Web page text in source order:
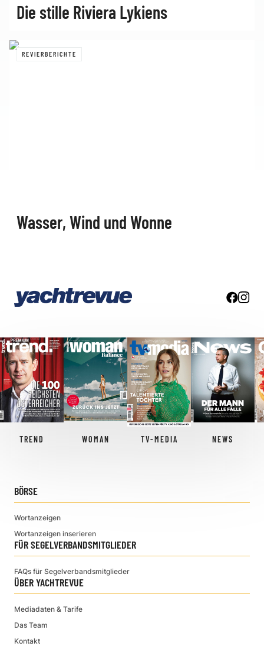
Die stille Riviera Lykiens
REVIERBERICHTE
Wasser, Wind und Wonne
TREND WOMAN TV-MEDIA NEWS
BÖRSE
Wortanzeigen
Wortanzeigen inserieren
FÜR SEGELVERBANDSMITGLIEDER
FAQs für Segelverbandsmitglieder
ÜBER YACHTREVUE
Mediadaten & Tarife
Das Team
Kontakt